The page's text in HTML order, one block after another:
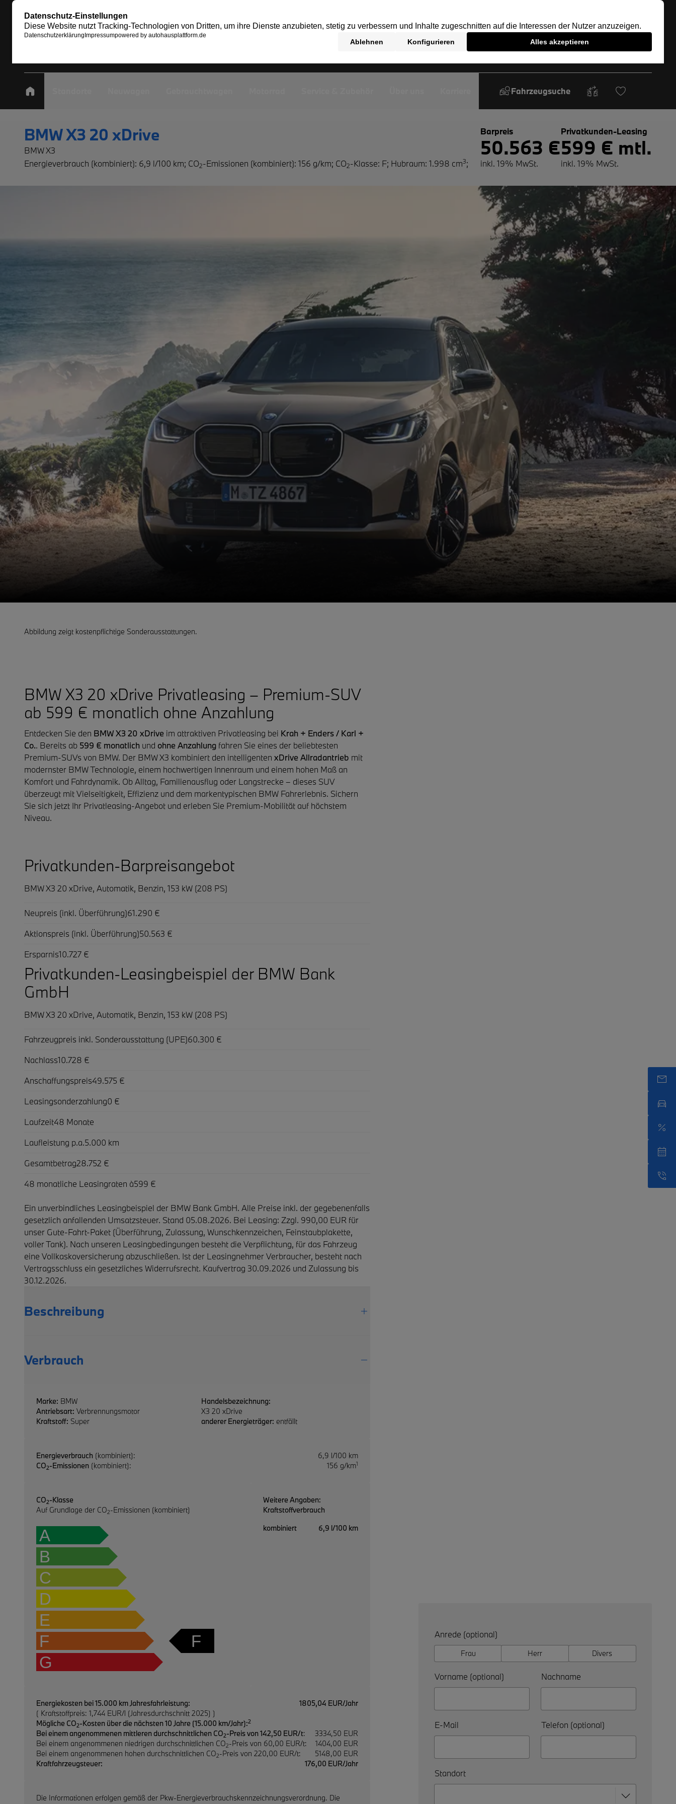
Fahrzeugsuche
BMW X3 20 xDrive
BMW X3
Energieverbrauch (kombiniert): 6,9 l/100 km; CO2-Emissionen (kombiniert): 156 g/km; CO2-Klasse: F; Hubraum: 1.998 cm3;
Barpreis
50.563 €
inkl. 19% MwSt.
Privatkunden-Leasing
599 € mtl.
inkl. 19% MwSt.
Abbildung zeigt kostenpflichtige Sonderausstattungen.
BMW X3 20 xDrive Privatleasing – Premium-SUV
ab 599 € monatlich ohne Anzahlung
Entdecken Sie den BMW X3 20 xDrive im attraktiven Privatleasing bei Krah + Enders / Karl +
Co.. Bereits ab 599 € monatlich und ohne Anzahlung fahren Sie eines der beliebtesten
Premium-SUVs von BMW. Der BMW X3 kombiniert den intelligenten xDrive Allradantrieb mit
modernster BMW Technologie, einem hochwertigen Innenraum und einem hohen Maß an
Komfort und Fahrdynamik. Ob Alltag, Familienausflug oder Langstrecke – dieses SUV
überzeugt mit Vielseitigkeit, Effizienz und dem markentypischen BMW Fahrerlebnis. Sichern
Sie sich jetzt Ihr Privatleasing-Angebot und erleben Sie Premium-Mobilität auf höchstem
Niveau.
Privatkunden-Barpreisangebot
BMW X3 20 xDrive, Automatik, Benzin, 153 kW (208 PS)
Neupreis (inkl. Überführung)61.290 €
Aktionspreis (inkl. Überführung)50.563 €
Ersparnis10.727 €
Privatkunden-Leasingbeispiel der BMW Bank
GmbH
BMW X3 20 xDrive, Automatik, Benzin, 153 kW (208 PS)
Fahrzeugpreis inkl. Sonderausstattung (UPE)60.300 €
Nachlass10.728 €
Anschaffungspreis49.575 €
Leasingsonderzahlung0 €
Laufzeit48 Monate
Laufleistung p.a.5.000 km
Gesamtbetrag28.752 €
48 monatliche Leasingraten à599 €
Ein unverbindliches Leasingbeispiel der BMW Bank GmbH. Alle Preise inkl. der gegebenenfalls
gesetzlich anfallenden Umsatzsteuer. Stand 05.08.2026. Bei Leasing: Zzgl. 990,00 EUR für
unser Gute-Fahrt-Paket (Überführung, Zulassung, Wunschkennzeichen, Feinstaubplakette,
voller Tank). Nach unseren Leasingbedingungen besteht die Verpflichtung, für das Fahrzeug
eine Vollkaskoversicherung abzuschließen. Ist der Leasingnehmer Ver­brau­cher, be­steht nach
Ver­trags­schluss ein ge­setz­liches Wider­rufs­recht. Kaufvertrag 30.09.2026 und Zulassung bis
30.12.2026.
Beschreibung
Verbrauch
Marke: BMW
Antriebsart: Verbrennungsmotor
Kraftstoff: Super
Handelsbezeichnung:
X3 20 xDrive
anderer Energieträger: entfällt
Energieverbrauch (kombiniert):
6,9 l/100 km
CO2-Emissionen (kombiniert): 156 g/km1
CO2-Klasse
Auf Grundlage der CO2-Emissionen (kombiniert)
A
B
C
D
E
F
G
F
Weitere Angaben:
Kraftstoffverbrauch
kombiniert
6,9 l/100 km
Energiekosten bei 15.000 km Jahresfahrleistung:
1805,04 EUR/Jahr
( Kraftstoffpreis: 1,744 EUR/l (Jahresdurchschnitt 2025) )
Mögliche CO2-Kosten über die nächsten 10 Jahre (15.000 km/Jahr):2
Bei einem angenommenen mittleren durchschnittlichen CO2-Preis von 142,50 EUR/t:
3334,50 EUR
Bei einem angenommenen niedrigen durchschnittlichen CO2-Preis von 60,00 EUR/t:
1404,00 EUR
Bei einem angenommenen hohen durchschnittlichen CO2-Preis von 220,00 EUR/t:
5148,00 EUR
Kraftfahrzeugsteuer:
176,00 EUR/Jahr
Die Informationen erfolgen gemäß der Pkw-Energieverbrauchskennzeichnungsverordnung. Die
Anrede (optional)
Frau Herr Divers
Vorname (optional) Nachname
E-Mail Telefon (optional)
Standort